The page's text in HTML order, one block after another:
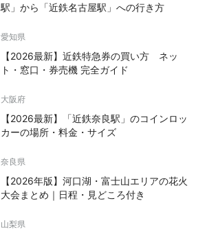
駅」から「近鉄名古屋駅」への行き方
愛知県
【2026最新】近鉄特急券の買い方 ネッ
ト・窓口・券売機 完全ガイド
大阪府
【2026最新】「近鉄奈良駅」のコインロッ
カーの場所・料金・サイズ
奈良県
【2026年版】河口湖・富士山エリアの花火
大会まとめ｜日程・見どころ付き
山梨県